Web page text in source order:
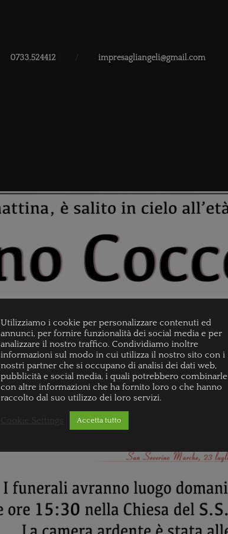
0733.524412 / impresagliangeli@gmail.com
Utilizziamo i cookie per personalizzare contenuti ed
annunci, per fornire funzionalità dei social media e per
analizzare il nostro traffico. Condividiamo inoltre
informazioni sul modo in cui utilizza il nostro sito con i
nostri partner che si occupano di analisi dei dati web,
pubblicità e social media, i quali potrebbero combinarle
con altre informazioni che ha fornito loro o che hanno
raccolto dal suo utilizzo dei loro servizi.
Accetta tutto